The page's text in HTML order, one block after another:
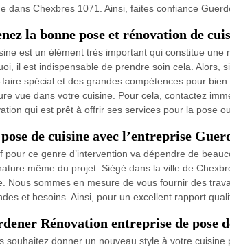
dans Chexbres 1071. Ainsi, faites confiance
la bonne pose et rénovation de
est un élément très important qui constitue une
il est indispensable de prendre soin cela. Alors,
spécial et des grandes compétences pour
vue dans votre cuisine. Pour cela, contactez
qui est prêt à offrir ses services pour la pose
de cuisine avec l’entreprise
pour ce genre d’intervention va dépendre de
même du projet. Siégé dans la ville de
Nous sommes en mesure de vous fournir des
et besoins. Ainsi, pour un excellent rapport
Rénovation entreprise de pose
souhaitez donner un nouveau style à votre